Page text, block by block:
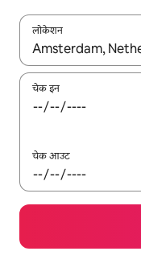
लोकेशन
नतीजों के उपलब्ध होने
चेक इन
चेक आउट